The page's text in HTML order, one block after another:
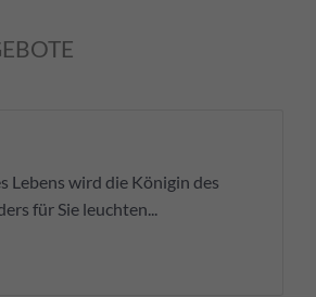
Lebens wird die Königin des
für Sie leuchten...